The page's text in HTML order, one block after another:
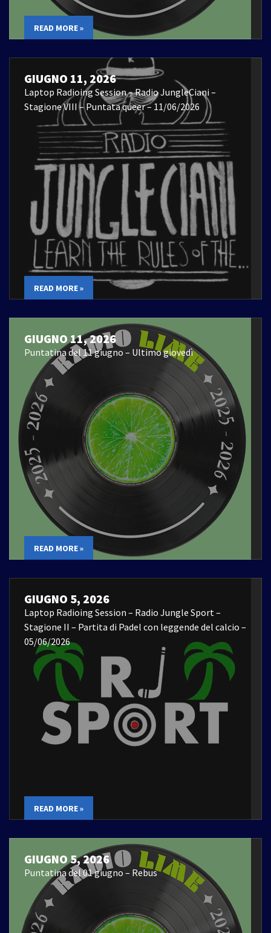
READ MORE »
GIUGNO 11, 2026
Laptop Radioing Session – Radio JungleCiani –
Stagione VIII – Puntata queer – 11/06/2026
READ MORE »
GIUGNO 11, 2026
Puntatina del 11 giugno – Ultimo giovedì
READ MORE »
GIUGNO 5, 2026
Laptop Radioing Session – Radio Jungle Sport –
Stagione II – Partita di Padel con leggende del calcio –
05/06/2026
READ MORE »
GIUGNO 5, 2026
Puntatina del 01 giugno – Rebus